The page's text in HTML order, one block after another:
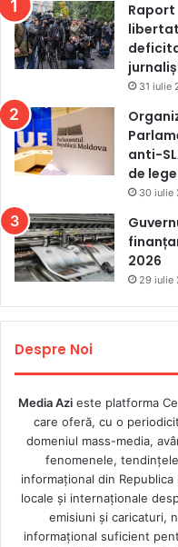
31 iulie
anti-
de lege
30 iulie
2026
29 iulie
Despre Noi
Media Azieste platforma
care oferă, cu o
domeniul mass-media,
fenomenele,
informațional din
locale şi internaţionale
emisiuni și caricaturi,
informaţional suficient